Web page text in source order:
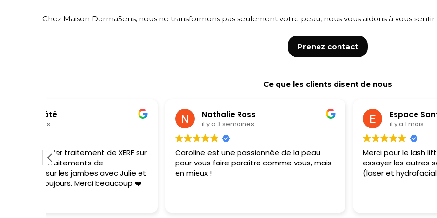
Chez Maison DermaSens, nous ne transformons pas seulement votre peau, nous vous aidons à vous
Prenez contact
Ce que les clients disent de nous
Nathalie Ross
Caroline est une passionnée de la peau
pour vous faire paraître comme vous, mais
en mieux !
Espace Santé NÜWA
Merci pour le lash lift. Je vais assurément
essayer les autres soins prochainement